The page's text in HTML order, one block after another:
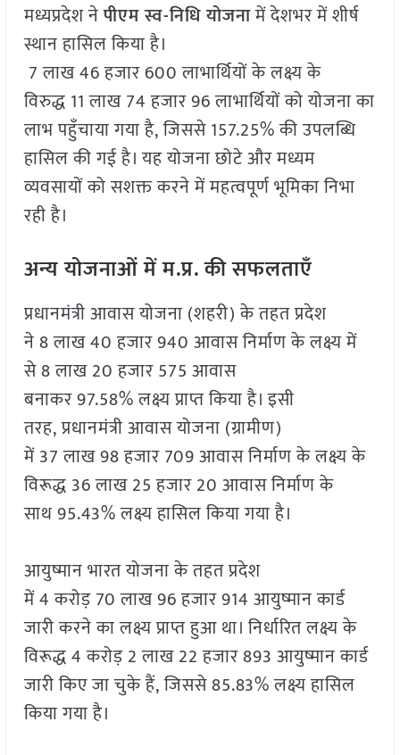
मध्यप्रदेश नेपीएम स्व-निधि योजनामें देशभर में शीर्ष
स्थान हासिल किया है।
7 लाख 46 हजार 600 लाभार्थियों के लक्ष्य के
विरुद्ध 11 लाख 74 हजार 96 लाभार्थियों को योजना का
लाभ पहुँचाया गया है, जिससे 157.25% की उपलब्धि
हासिल की गई है। यह योजना छोटे और मध्यम
व्यवसायों को सशक्त करने में महत्वपूर्ण भूमिका निभा
रही है।
अन्य योजनाओं में म.प्र. की सफलताएँ
प्रधानमंत्री आवास योजना (शहरी) के तहत प्रदेश
ने 8 लाख 40 हजार 940 आवास निर्माण के लक्ष्य में
से 8 लाख 20 हजार 575 आवास
बनाकर 97.58% लक्ष्य प्राप्त किया है। इसी
तरह, प्रधानमंत्री आवास योजना (ग्रामीण)
में 37 लाख 98 हजार 709 आवास निर्माण के लक्ष्य के
विरूद्ध 36 लाख 25 हजार 20 आवास निर्माण के
साथ 95.43% लक्ष्य हासिल किया गया है।
आयुष्मान भारत योजना के तहत प्रदेश
में 4 करोड़ 70 लाख 96 हजार 914 आयुष्मान कार्ड
जारी करने का लक्ष्य प्राप्त हुआ था। निर्धारित लक्ष्य के
विरूद्ध 4 करोड़ 2 लाख 22 हजार 893 आयुष्मान कार्ड
जारी किए जा चुके हैं, जिससे 85.83% लक्ष्य हासिल
किया गया है।